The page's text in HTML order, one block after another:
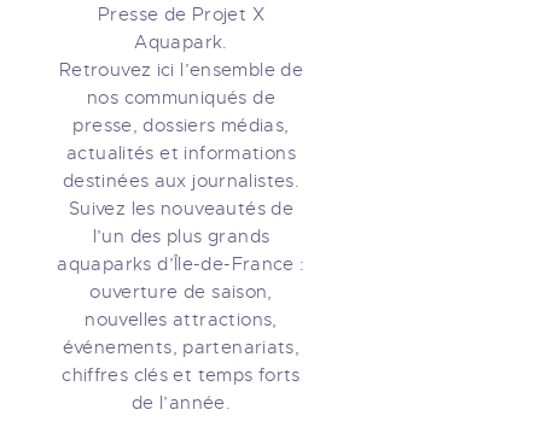
AGENDA
TARIFS
RÉSERVER
Presse de Projet X
Aquapark.
Retrouvez ici l’ensemble de
nos communiqués de
presse, dossiers médias,
actualités et informations
destinées aux journalistes.
Suivez les nouveautés de
l’un des plus grands
aquaparks d’Île-de-France :
ouverture de saison,
nouvelles attractions,
événements, partenariats,
chiffres clés et temps forts
de l’année.